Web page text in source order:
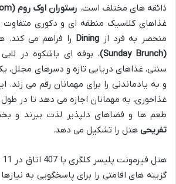
ذائقه های مختلف است. رستوران اوک روم (The Oak Room)
غذاهای کلاسیک منطقه ای و دکوری متفاوت
منحصر به فرد از Dining را فراهم می کند.
(Sunday Brunch)
، بوفه ای باشکوه در
سنتی، غذاهای دریایی تازه و دسرهای
و به یادماندنی را برای مهمانان رقم می زند.
غذاخوری، به مهمانان اجازه می دهد تا در طول
طعم ها و فضاهای دلپذیر لذت ببرند و
تفریحی هتل را تشکیل می دهد.
گزینه های اقامتی را برای پاسخگویی به